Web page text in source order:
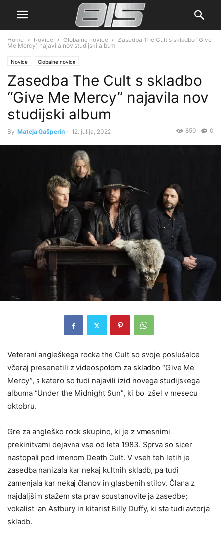
Home Novice Globalne novice
Zasedba The Cult s skladbo “Give
Me Mercy” najavila nov studijski album
Novice Globalne novice
Zasedba The Cult s skladbo
“Give Me Mercy” najavila nov
studijski album
By Mateja Gašperin - 12. julija, 2022 0
850
Veterani angleškega rocka the Cult so svoje poslušalce
včeraj presenetili z videospotom za skladbo “Give Me
Mercy”, s katero so tudi najavili izid novega studijskega
albuma “Under the Midnight Sun”, ki bo izšel v mesecu
oktobru.
Gre za angleško rock skupino, ki je z vmesnimi
prekinitvami dejavna vse od leta 1983. Sprva so sicer
nastopali pod imenom Death Cult. V vseh teh letih je
zasedba nanizala kar nekaj kultnih skladb, pa tudi
zamenjala kar nekaj članov in glasbenih stilov. Člana z
najdaljšim stažem sta prav soustanovitelja zasedbe;
vokalist Ian Astbury in kitarist Billy Duffy, ki sta tudi avtorja
skladb.